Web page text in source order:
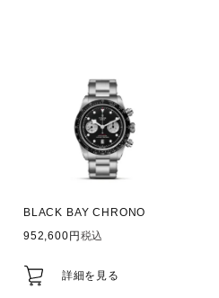
BLACK BAY CHRONO
952,600
税込
詳細を見る